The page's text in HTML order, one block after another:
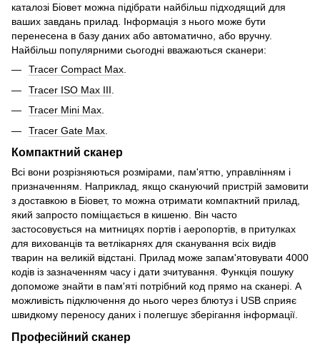
каталозі Біовет можна підібрати найбільш підходящий для
ваших завдань прилад. Інформація з нього може бути
перенесена в базу даних або автоматично, або вручну.
Найбільш популярними сьогодні вважаються сканери:
Tracer Compact Max.
Tracer ISO Max III
Tracer Mini Max.
Tracer Gate Max
Компактний сканер
Всі вони розрізняються розмірами, пам'яттю, управлінням і
призначенням. Наприклад, якщо скануючий пристрій замовити
з доставкою в Біовет, то можна отримати компактний прилад,
який запросто поміщається в кишеню. Він часто
застосовується на митницях портів і аеропортів, в притулках
для вихованців та ветлікарнях для сканування всіх видів
тварин на великій відстані. Прилад може запам'ятовувати 4000
кодів із зазначенням часу і дати зчитування. Функція пошуку
допоможе знайти в пам'яті потрібний код прямо на сканері. А
можливість підключення до нього через блютуз і USB сприяє
швидкому переносу даних і полегшує зберігання інформації.
Професійний сканер